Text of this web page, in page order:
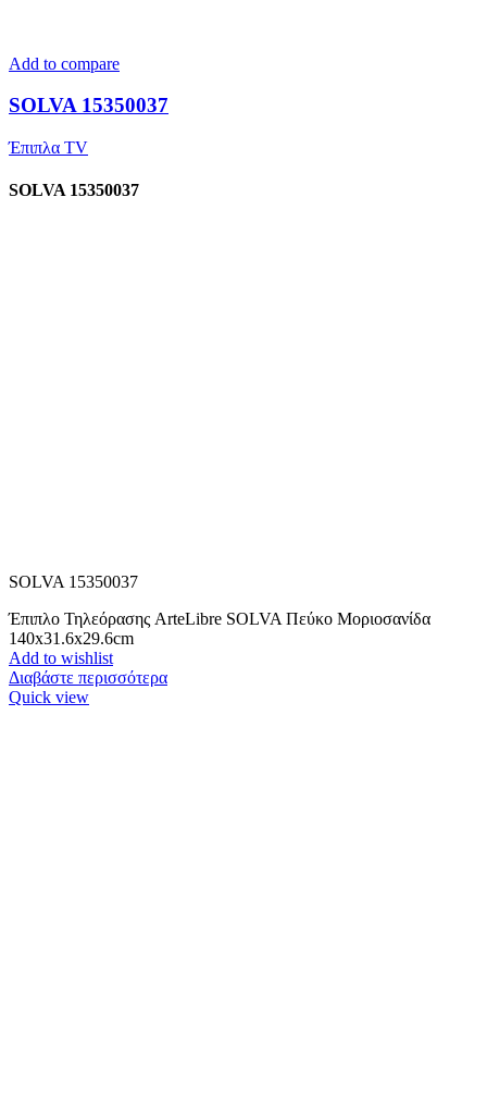
Add to compare
SOLVA 15350037
Έπιπλα TV
SOLVA 15350037
SOLVA 15350037
Έπιπλο Τηλεόρασης ArteLibre SOLVA Πεύκο Μοριοσανίδα
140x31.6x29.6cm
Add to wishlist
Διαβάστε περισσότερα
Quick view